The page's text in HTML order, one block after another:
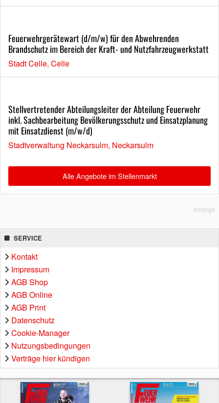
Feuerwehrgerätewart (d/m/w) für den Abwehrenden
Brandschutz im Bereich der Kraft- und Nutzfahrzeugwerkstatt
Stadt Celle, Celle
Stellvertretender Abteilungsleiter der Abteilung Feuerwehr
inkl. Sachbearbeitung Bevölkerungsschutz und Einsatzplanung
mit Einsatzdienst (m/w/d)
Stadtverwaltung Neckarsulm, Neckarsulm
Alle Angebote im Stellenmarkt
Anzeige
SERVICE
Kontakt
Impressum
AGB Shop
AGB Online
AGB Print
Datenschutz
Cookie-Manager
Nutzungsbedingungen
Verträge hier kündigen